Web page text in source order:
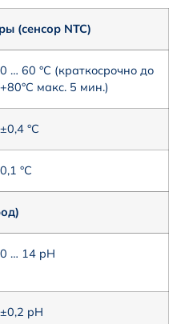
(сенсор NTC)
0 … 60 °C (краткосрочно до
+80°C макс. 5 мин.)
±0,4 °C
0,1 °C
0 … 14 pH
±0,2 pH